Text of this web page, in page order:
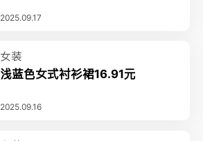
2025.09.17
女装
浅蓝色女式衬衫裙16.91元
2025.09.16